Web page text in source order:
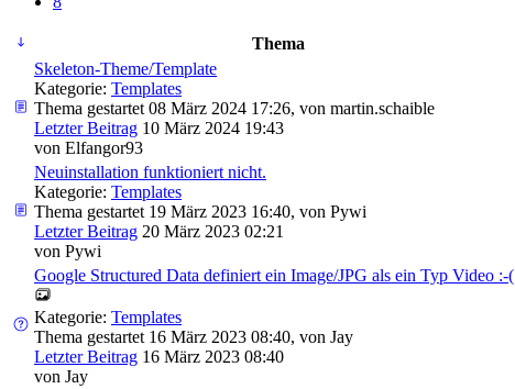
Thema
Skeleton-Theme/Template
Kategorie: Templates
Thema gestartet 08 März 2024 17:26, von martin.schaible
Letzter Beitrag 10 März 2024 19:43
von Elfangor93
Neuinstallation funktioniert nicht.
Kategorie: Templates
Thema gestartet 19 März 2023 16:40, von Pywi
Letzter Beitrag 20 März 2023 02:21
von Pywi
Google Structured Data definiert ein Image/JPG als ein Typ Video :-(
Kategorie: Templates
Thema gestartet 16 März 2023 08:40, von Jay
Letzter Beitrag 16 März 2023 08:40
von Jay